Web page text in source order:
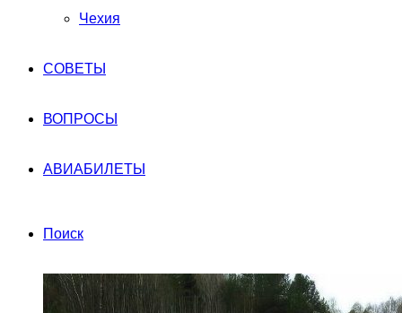
Чехия
СОВЕТЫ
ВОПРОСЫ
АВИАБИЛЕТЫ
Поиск